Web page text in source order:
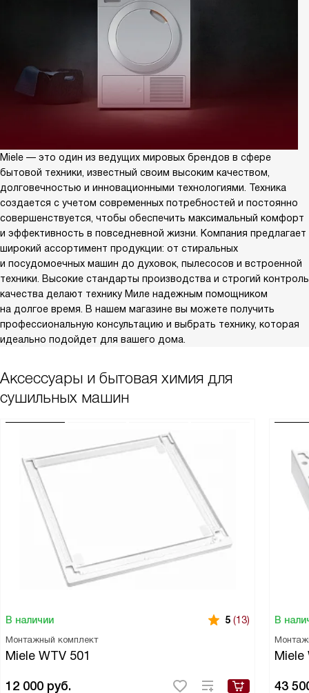
Miele — это один из ведущих мировых брендов в сфере
бытовой техники, известный своим высоким качеством,
долговечностью и инновационными технологиями. Техника
создается с учетом современных потребностей и постоянно
совершенствуется, чтобы обеспечить максимальный комфорт
и эффективность в повседневной жизни. Компания предлагает
широкий ассортимент продукции: от стиральных
и посудомоечных машин до духовок, пылесосов и встроенной
техники. Высокие стандарты производства и строгий контроль
качества делают технику Миле надежным помощником
на долгое время. В нашем магазине вы можете получить
профессиональную консультацию и выбрать технику, которая
идеально подойдет для вашего дома.
Аксессуары и бытовая химия для
сушильных машин
В наличии 5 (13)
Монтажный комплект
Miele WTV 501
12 000 руб.
В
Miele
43